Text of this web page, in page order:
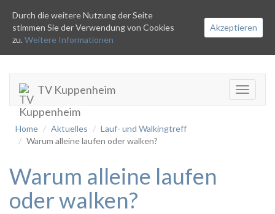
Toggle
TV Kuppenheim
Home Aktuelles
Lauf- und Walkingtreff
Warum alleine laufen oder walken?
Warum alleine laufen
oder walken?
Durch die weitere Nutzung der Seite
stimmen Sie der Verwendung von Cookies
zu. Weitere Informationen
Akzeptieren